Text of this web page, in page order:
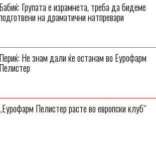
Бабиќ: Групата е израмнета, треба да бидеме
на драматични натпревари
Периќ: Не знам дали ќе останам во Еурофарм
Пелистер
Пелистер расте во европски клуб“